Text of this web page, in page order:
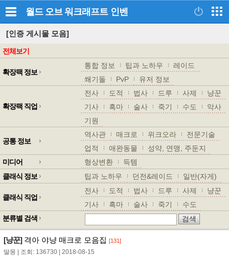
월드 오브 워크래프트 인벤
[인증 게시물 모음]
전체보기
확장팩 정보
통합 정보 팁과 노하우
레이드
쐐기돌
PvP 유저 정보
확장팩 직업
전사 도적 법사 드루 사제
냥꾼
기사
흑마 술사 죽기 수도
악사
기원
공통 정보
역사관 매크로 위크오라
전문기술
업적
애완동물
성약, 연맹, 주둔지
미디어
형상변환
득템
클래식 정보
팁과 노하우 던전&레이드 일반(자게)
클래식 직업
전사 도적 법사 드루 사제
냥꾼
기사
흑마 술사 죽기
수도
분류별 검색
[냥꾼]격아 야냥 매크로 모음집 [131]
딸몽 | 조회: 136730 | 2018-08-15